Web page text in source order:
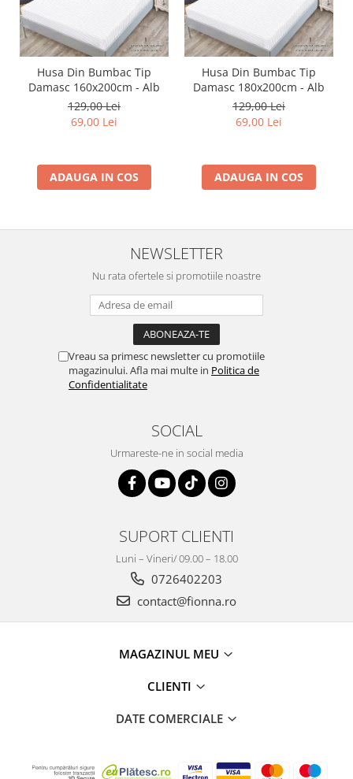
Husa Din Bumbac Tip
Damasc 160x200cm - Alb
129,00 Lei
69,00 Lei
ADAUGA IN COS
Husa Din Bumbac Tip
Damasc 180x200cm - Alb
129,00 Lei
69,00 Lei
ADAUGA IN COS
NEWSLETTER
Nu rata ofertele si promotiile noastre
Vreau sa primesc newsletter cu promotiile
magazinului. Afla mai multe in Politica de
Confidentialitate
SOCIAL
Urmareste-ne in social media
SUPORT CLIENTI
Luni – Vineri/ 09.00 – 18.00
0726402203
contact@fionna.ro
MAGAZINUL MEU
CLIENTI
DATE COMERCIALE